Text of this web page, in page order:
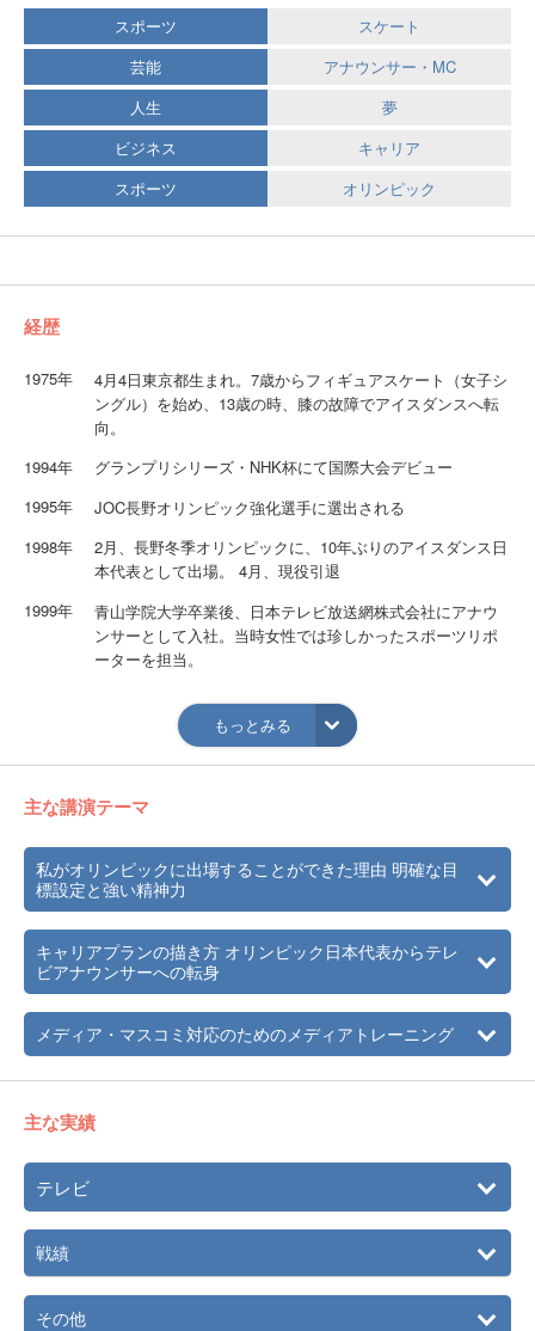
スポーツ
スケート
芸能
アナウンサー・MC
人生
夢
ビジネス
キャリア
スポーツ
オリンピック
経歴
1975年
4月4日東京都生まれ。7歳からフィギュアスケート（女子シ
ングル）を始め、13歳の時、膝の故障でアイスダンスへ転
向。
1994年
グランプリシリーズ・NHK杯にて国際大会デビュー
1995年
JOC長野オリンピック強化選手に選出される
1998年
2月、長野冬季オリンピックに、10年ぶりのアイスダンス日
本代表として出場。 4月、現役引退
1999年
青山学院大学卒業後、日本テレビ放送網株式会社にアナウ
ンサーとして入社。当時女性では珍しかったスポーツリポ
ーターを担当。
12月、編成局スポーツへ異動。
12月、日本テレビ放送網株式会社を退社 カナダ・トロント
に語学留学し、帰国後、趣味として学んでいたアルゼンチ
の役員秘書経験を経てブランディング部門に配属。不動産
取引において重要とされるブランディング活動の中で、
PR（広報）・IRをはじめ、広告・宣伝などプロモーション
2006年
世界タンゴ選手権・ステージタンゴ部門にてセミファイナ
ルまで進む
2009年
10月、某企業退社。
を目的に様々な活動を開始している。
もっとみる
主な講演テーマ
私がオリンピックに出場することができた理由 明確な目
標設定と強い精神力
キャリアプランの描き方 オリンピック日本代表からテレ
ビアナウンサーへの転身
メディア・マスコミ対応のためのメディアトレーニング
主な実績
テレビ
戦績
その他